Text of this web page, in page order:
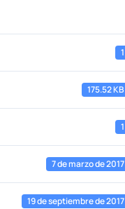
1
175.52 KB
1
7 de marzo de 2017
19 de septiembre de 2017